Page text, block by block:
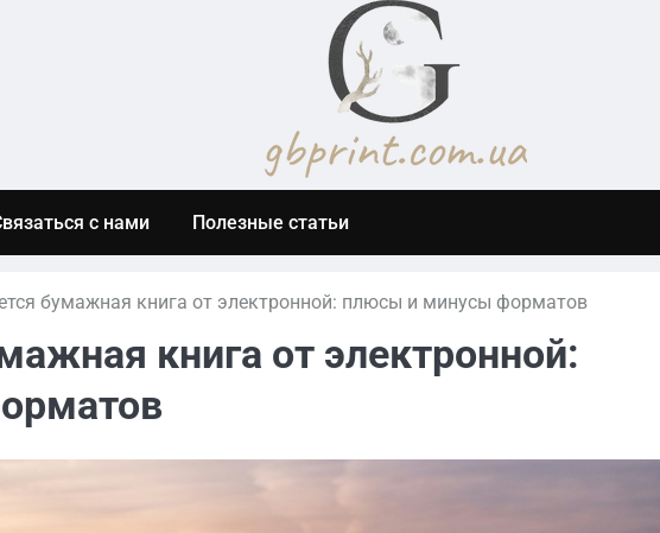
с нами Полезные статьи
бумажная книга от электронной: плюсы и минусы форматов
книга от электронной: